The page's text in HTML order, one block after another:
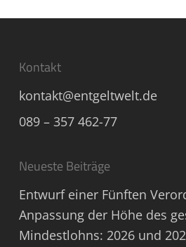
Kontakt
kontakt@entgeltwelt.de
089 – 357 462-77
Neueste Beiträge
Entwurf einer Fünften
Anpassung der Höhe des
Mindestlohns: 2026 und